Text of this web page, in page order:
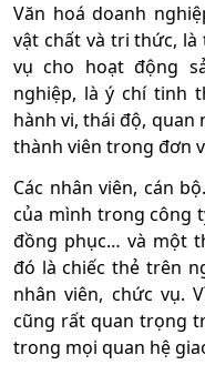
Văn hoá doanh
vật chất và tri thức,
vụ cho hoạt động
nghiệp, là ý chí tinh
hành vi, thái độ, quan
thành viên trong đơn
Các nhân viên, cán
của mình trong công
đồng phục… và một
đó là chiếc thẻ trên
nhân viên, chức vụ.
cũng rất quan trọng
trong mọi quan hệ